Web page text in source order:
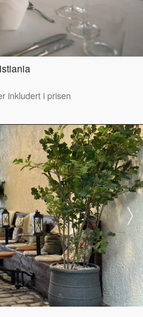
inkludert i prisen